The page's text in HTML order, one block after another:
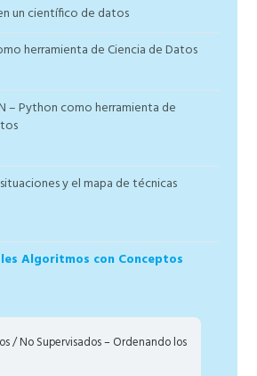
un científico de datos
herramienta de Ciencia de Datos
automática
de programación para NO
datos
características (variables)
la tabla de datos
– Python como herramienta de
al módulo y contenidos de Python
datos. Imputación de nans y
datos
completa en un problema de
CLASIFICACIÓN
variables. Feature selection
de datos
y el mapa de técnicas
machine learning
Avanzadas
Algoritmos con Conceptos
/ No Supervisados – Ordenando los